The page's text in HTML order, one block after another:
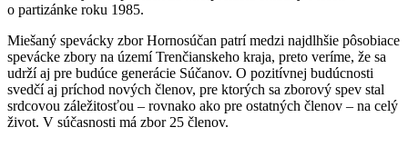
o partizánke roku 1985.
Miešaný spevácky zbor Hornosúčan patrí medzi najdlhšie pôsobiace
spevácke zbory na území Trenčianskeho kraja, preto veríme, že sa
udrží aj pre budúce generácie Súčanov. O pozitívnej budúcnosti
svedčí aj príchod nových členov, pre ktorých sa zborový spev stal
srdcovou záležitosťou – rovnako ako pre ostatných členov – na celý
život. V súčasnosti má zbor 25 členov.